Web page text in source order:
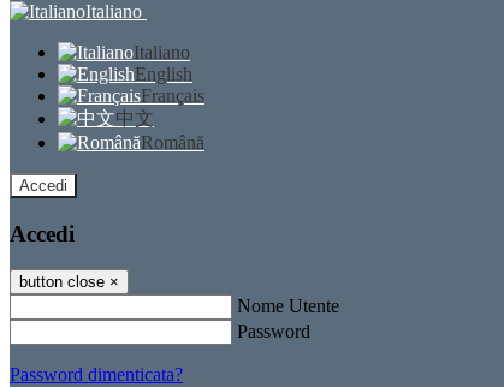
Italiano
Italiano
English
Français
中文
Română
Accedi
Accedi
button close ×
Nome Utente
Password
Password dimenticata?